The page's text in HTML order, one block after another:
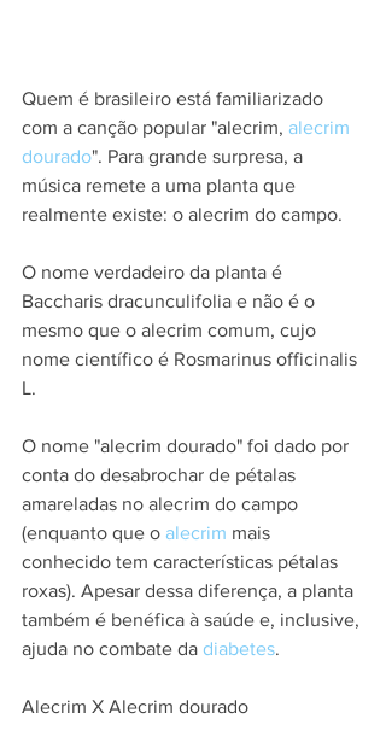
Quem é brasileiro está familiarizado
com a canção popular "alecrim, alecrim
dourado". Para grande surpresa, a
música remete a uma planta que
realmente existe: o alecrim do campo.
O nome verdadeiro da planta é
Baccharis dracunculifolia e não é o
mesmo que o alecrim comum, cujo
nome científico é Rosmarinus officinalis
L.
O nome "alecrim dourado" foi dado por
conta do desabrochar de pétalas
amareladas no alecrim do campo
(enquanto que o alecrim mais
conhecido tem características pétalas
roxas). Apesar dessa diferença, a planta
também é benéfica à saúde e, inclusive,
ajuda no combate da diabetes.
Alecrim X Alecrim dourado